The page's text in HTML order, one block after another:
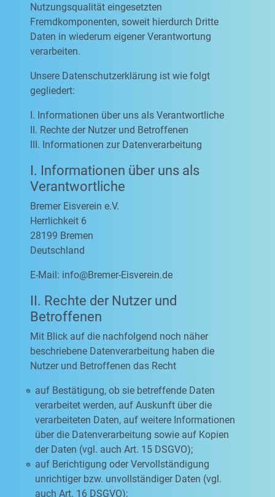
Nutzungsqualität eingesetzten
Fremdkomponenten, soweit hierdurch Dritte
Daten in wiederum eigener Verantwortung
verarbeiten.
Unsere Datenschutzerklärung ist wie folgt
gegliedert:
I. Informationen über uns als Verantwortliche
II. Rechte der Nutzer und Betroffenen
III. Informationen zur Datenverarbeitung
I. Informationen über uns als
Verantwortliche
Bremer Eisverein e.V.
Herrlichkeit 6
28199 Bremen
Deutschland
E-Mail: info@Bremer-Eisverein.de
II. Rechte der Nutzer und
Betroffenen
Mit Blick auf die nachfolgend noch näher
beschriebene Datenverarbeitung haben die
Nutzer und Betroffenen das Recht
auf Bestätigung, ob sie betreffende Daten
verarbeitet werden, auf Auskunft über die
verarbeiteten Daten, auf weitere Informationen
über die Datenverarbeitung sowie auf Kopien
der Daten (vgl. auch Art. 15 DSGVO);
auf Berichtigung oder Vervollständigung
unrichtiger bzw. unvollständiger Daten (vgl.
auch Art. 16 DSGVO);